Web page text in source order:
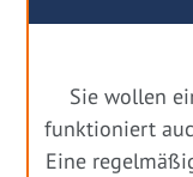
Sie wollen
funktioniert
Eine